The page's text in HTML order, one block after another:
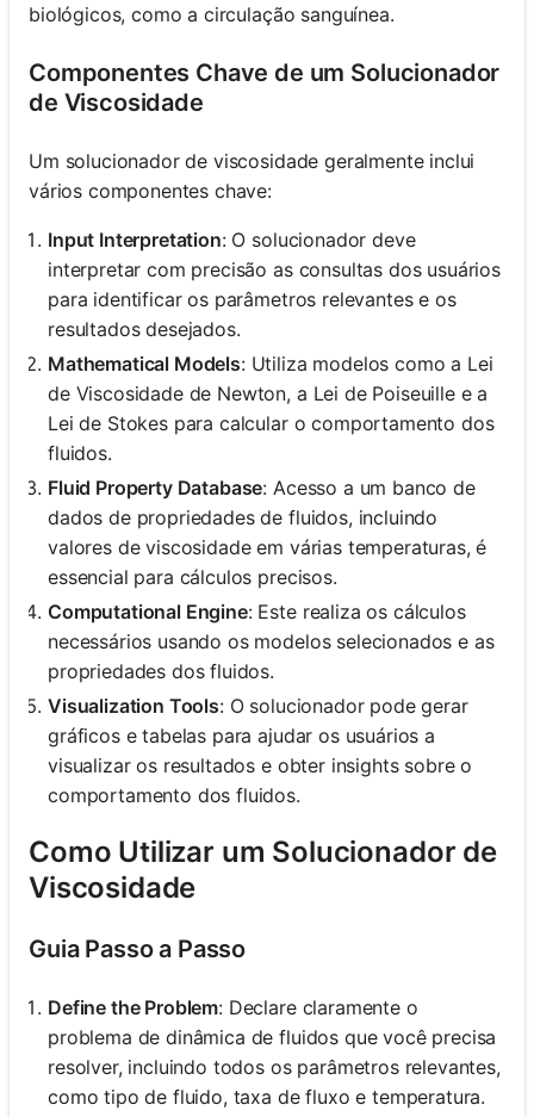
biológicos, como a circulação sanguínea.
Componentes Chave de um Solucionador
de Viscosidade
Um solucionador de viscosidade geralmente inclui
vários componentes chave:
Input Interpretation: O solucionador deve
interpretar com precisão as consultas dos usuários
para identificar os parâmetros relevantes e os
resultados desejados.
Mathematical Models: Utiliza modelos como a Lei
de Viscosidade de Newton, a Lei de Poiseuille e a
Lei de Stokes para calcular o comportamento dos
fluidos.
Fluid Property Database: Acesso a um banco de
dados de propriedades de fluidos, incluindo
valores de viscosidade em várias temperaturas, é
essencial para cálculos precisos.
Computational Engine: Este realiza os cálculos
necessários usando os modelos selecionados e as
propriedades dos fluidos.
Visualization Tools: O solucionador pode gerar
gráficos e tabelas para ajudar os usuários a
visualizar os resultados e obter insights sobre o
comportamento dos fluidos.
Como Utilizar um Solucionador de
Viscosidade
Guia Passo a Passo
Define the Problem: Declare claramente o
problema de dinâmica de fluidos que você precisa
resolver, incluindo todos os parâmetros relevantes,
como tipo de fluido, taxa de fluxo e temperatura.